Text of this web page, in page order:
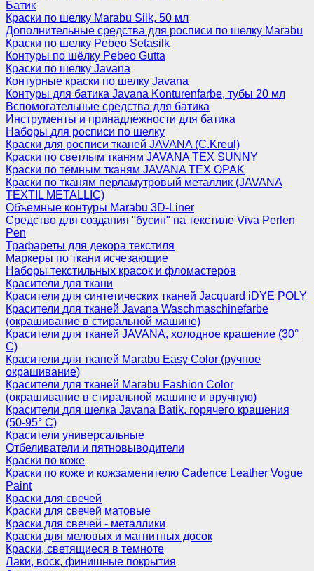
Батик
Краски по шелку Marabu Silk, 50 мл
Дополнительные средства для росписи по шелку Marabu
Краски по шелку Pebeo Setasilk
Контуры по шёлку Pebeo Gutta
Краски по шелку Javana
Контурные краски по шелку Javana
Контуры для батика Javana Konturenfarbe, тубы 20 мл
Вспомогательные средства для батика
Инструменты и принадлежности для батика
Наборы для росписи по шелку
Краски для росписи тканей JAVANA (C.Kreul)
Краски по светлым тканям JAVANA TEX SUNNY
Краски по темным тканям JAVANA TEX OPAK
Краски по тканям перламутровый металлик (JAVANA
TEXTIL METALLIC)
Объемные контуры Marabu 3D-Liner
Средство для создания "бусин" на текстиле Viva Perlen
Pen
Трафареты для декора текстиля
Маркеры по ткани исчезающие
Наборы текстильных красок и фломастеров
Красители для ткани
Красители для синтетических тканей Jacquard iDYE POLY
Красители для тканей Javana Waschmaschinefarbe
(окрашивание в стиральной машине)
Красители для тканей JAVANA, холодное крашение (30°
С)
Красители для тканей Marabu Easy Color (ручное
окрашивание)
Красители для тканей Marabu Fashion Color
(окрашивание в стиральной машине и вручную)
Красители для шелка Javana Batik, горячего крашения
(50-95° С)
Красители универсальные
Отбеливатели и пятновыводители
Краски по коже
Краски по коже и кожзаменителю Cadence Leather Vogue
Paint
Краски для свечей
Краски для свечей матовые
Краски для свечей - металлики
Краски для меловых и магнитных досок
Краски, светящиеся в темноте
Лаки, воск, финишные покрытия